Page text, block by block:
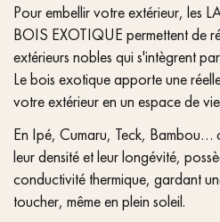
Pour embellir votre extérieur, les
BOIS EXOTIQUE permettent de
extérieurs nobles qui s'intègrent
Le bois exotique apporte une
votre extérieur en un espace de
En Ipé, Cumaru, Teck, Bambou…
leur densité et leur longévité,
conductivité thermique, gardant
toucher, même en plein soleil.